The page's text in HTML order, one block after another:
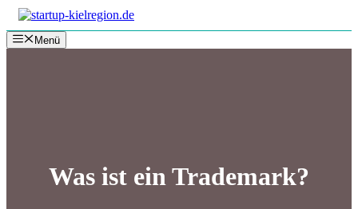
Zum
Inhalt
springenMenü
Was ist ein Trademark?